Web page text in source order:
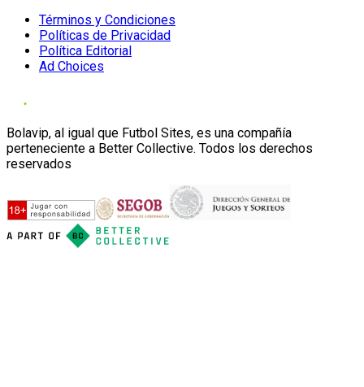
Términos y Condiciones
Políticas de Privacidad
Política Editorial
Ad Choices
Bolavip, al igual que Futbol Sites, es una compañía
perteneciente a Better Collective. Todos los derechos
reservados